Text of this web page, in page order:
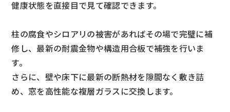
健康状態を直接目で見て確認できます。
柱の腐食やシロアリの被害があればその場で完璧に補
修し、最新の耐震金物や構造用合板で補強を行いま
す。
さらに、壁や床下に最新の断熱材を隙間なく敷き詰
め、窓を高性能な複層ガラスに交換します。